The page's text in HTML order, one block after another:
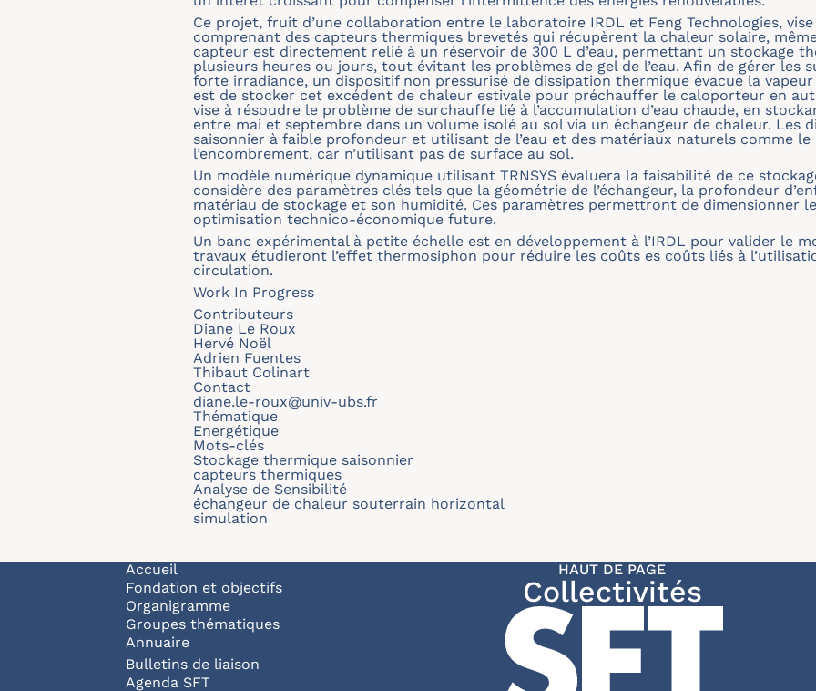
Ce projet, fruit d’une collaboration entre le laboratoire IRDL et Feng Technologies,
comprenant des capteurs thermiques brevetés qui récupèrent la chaleur solaire,
capteur est directement relié à un réservoir de 300 L d’eau, permettant un stockage
plusieurs heures ou jours, tout évitant les problèmes de gel de l’eau. Afin de gérer les
forte irradiance, un dispositif non pressurisé de dissipation thermique évacue la vapeur
est de stocker cet excédent de chaleur estivale pour préchauffer le caloporteur en
vise à résoudre le problème de surchauffe lié à l’accumulation d’eau chaude, en
entre mai et septembre dans un volume isolé au sol via un échangeur de chaleur. Les
saisonnier à faible profondeur et utilisant de l’eau et des matériaux naturels comme
l’encombrement, car n’utilisant pas de surface au sol.
Un modèle numérique dynamique utilisant TRNSYS évaluera la faisabilité de ce
considère des paramètres clés tels que la géométrie de l’échangeur, la profondeur
matériau de stockage et son humidité. Ces paramètres permettront de dimensionner
optimisation technico-économique future.
Un banc expérimental à petite échelle est en développement à l’IRDL pour valider le
travaux étudieront l’effet thermosiphon pour réduire les coûts es coûts liés à
circulation.
Work In Progress
Contributeurs
Diane Le Roux
Hervé Noël
Adrien Fuentes
Thibaut Colinart
Contact
diane.le-roux@univ-ubs.fr
Thématique
Energétique
Mots-clés
Stockage thermique saisonnier
capteurs thermiques
Analyse de Sensibilité
échangeur de chaleur souterrain horizontal
simulation
Navigation principale
Accueil
Fondation et objectifs
Organigramme
Groupes thématiques
Annuaire
Bulletins de liaison
Agenda SFT
HAUT DE PAGE
Collectivités